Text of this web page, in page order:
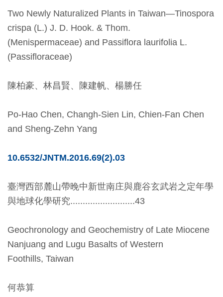
放
宣
作
權
明
回
首
友
善
施
Two Newly Naturalized Plants in Taiwan—Tinospora
crispa (L.) J. D. Hook. & Thom.
(Menispermaceae) and Passiflora laurifolia L.
(Passifloraceae)
陳柏豪、林昌賢、陳建帆、楊勝任
Po-Hao Chen, Changh-Sien Lin, Chien-Fan Chen
and Sheng-Zehn Yang
10.6532/JNTM.2016.69(2).03
臺灣西部麓山帶晚中新世南庄與鹿谷玄武岩之定年學
與地球化學研究..........................43
Geochronology and Geochemistry of Late Miocene
Nanjuang and Lugu Basalts of Western
Foothills, Taiwan
何恭算